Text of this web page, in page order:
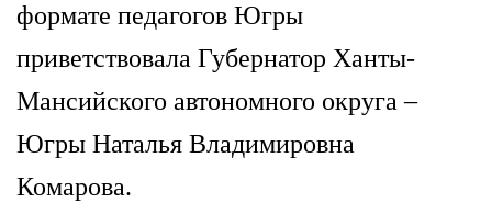
формате педагогов Югры
приветствовала Губернатор Ханты-
Мансийского автономного округа –
Югры Наталья Владимировна
Комарова.